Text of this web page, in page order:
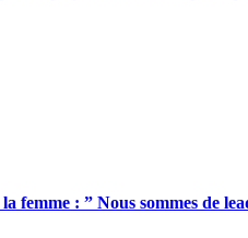
femme : ” Nous sommes de